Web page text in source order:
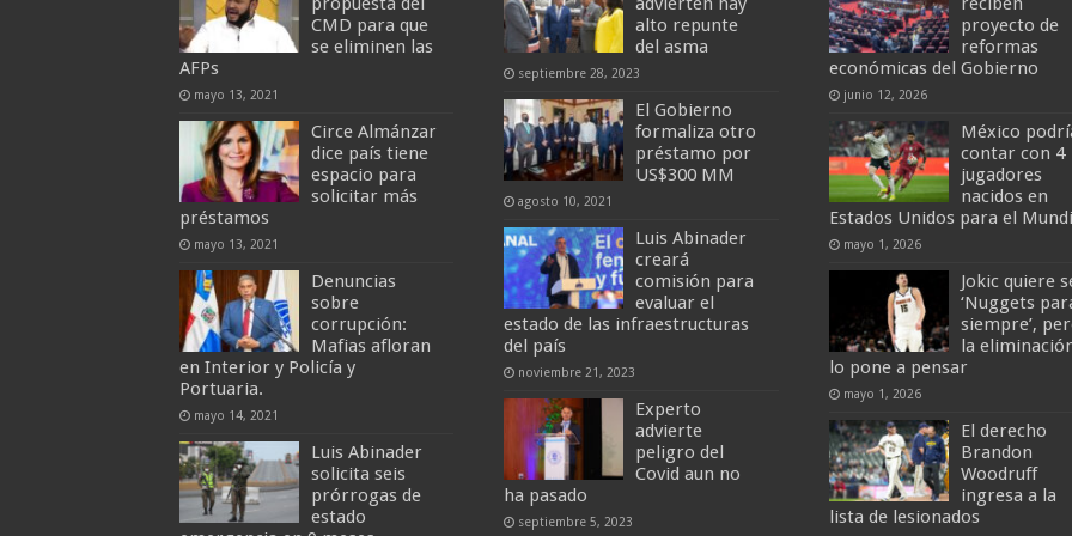
CMD para que
se eliminen las
AFPs
mayo 13, 2021
Circe Almánzar
dice país tiene
espacio para
solicitar más
préstamos
mayo 13, 2021
Denuncias
sobre
corrupción:
Mafias afloran
en Interior y Policía y
Portuaria.
mayo 14, 2021
Luis Abinader
solicita seis
prórrogas de
estado
alto repunte
del asma
septiembre 28, 2023
El Gobierno
formaliza otro
préstamo por
US$300 MM
agosto 10, 2021
Luis Abinader
creará
comisión para
evaluar el
estado de las infraestructuras
del país
noviembre 21, 2023
Experto
advierte
peligro del
Covid aun no
ha pasado
septiembre 5, 2023
proyecto de
reformas
económicas del Gobierno
junio 12, 2026
México
contar con 4
jugadores
nacidos en
Estados Unidos para el
mayo 1, 2026
Jokic quiere
‘Nuggets
siempre’,
la
lo pone a pensar
mayo 1, 2026
El derecho
Brandon
Woodruff
ingresa a la
lista de lesionados